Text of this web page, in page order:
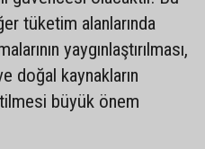
tüketim alanlarında
yaygınlaştırılması,
doğal kaynakların
büyük önem